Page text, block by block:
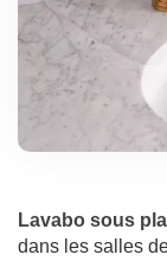
Lavabo sous
dans les salles